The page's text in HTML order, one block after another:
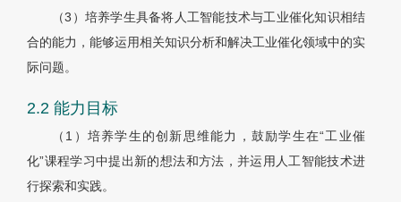
（3）培养学生具备将人工智能技术与工业催化知识相结
合的能力，能够运用相关知识分析和解决工业催化领域中的实
际问题。
2.2 能力目标
（1）培养学生的创新思维能力，鼓励学生在“工业催
化”课程学习中提出新的想法和方法，并运用人工智能技术进
行探索和实践。